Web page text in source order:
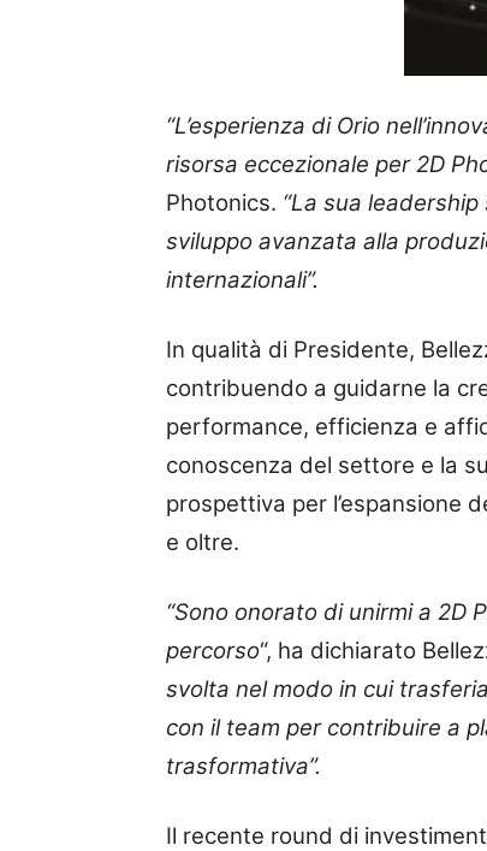
“L’esperienza di Orio
risorsa eccezionale per 2D
Photonics. “La sua
sviluppo avanzata alla
internazionali”.
In qualità di Presidente,
contribuendo a guidarne la
performance, efficienza e
conoscenza del settore e la
prospettiva per l’espansione
e oltre.
“Sono onorato di unirmi a 2D
percorso“, ha dichiarato
svolta nel modo in cui
con il team per contribuire a
trasformativa”.
Il recente round di